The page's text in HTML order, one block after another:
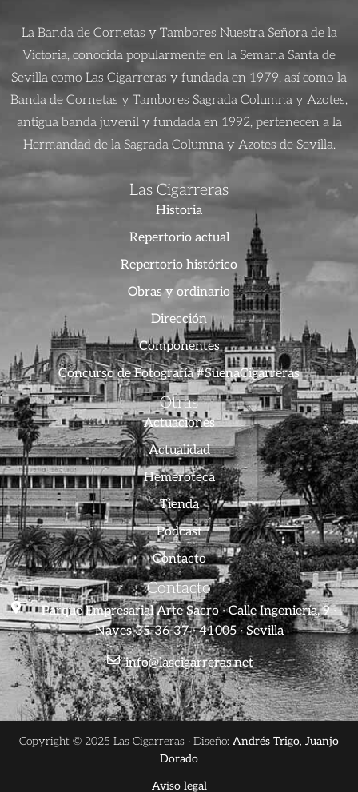
La Banda de Cornetas y Tambores Nuestra Señora de la
Victoria, conocida popularmente en la Semana Santa de
Sevilla como Las Cigarreras y fundada en 1979, así como la
Banda de Cornetas y Tambores Sagrada Columna y Azotes,
antigua banda juvenil y fundada en 1992, pertenecen a la
Hermandad de la Sagrada Columna y Azotes de Sevilla.
Las Cigarreras
Historia
Repertorio actual
Repertorio histórico
Obras y ordinario
Dirección
Componentes
Concurso de Fotografía #SuenaCigarreras
Otras
Actuaciones
Actualidad
Hemeroteca
Tienda
Podcast
Contacto
Contacto
Parque Empresarial Arte Sacro · Calle Ingeniería, 9 ·
Naves 35-36-37 · 41005 · Sevilla
info@lascigarreras.net
Copyright © 2025 Las Cigarreras · Diseño: Andrés Trigo, Juanjo
Dorado
Aviso legal